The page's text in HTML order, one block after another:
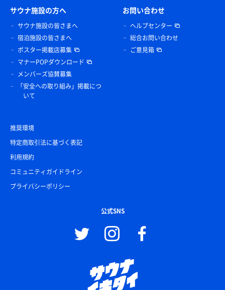
サウナ施設の方へ
サウナ施設の皆さまへ
宿泊施設の皆さまへ
ポスター掲載店募集
マナーPOPダウンロード
メンバーズ協賛募集
「安全への取り組み」掲載につ
いて
お問い合わせ
ヘルプセンター
総合お問い合わせ
ご意見箱
推奨環境
特定商取引法に基づく表記
利用規約
コミュニティガイドライン
プライバシーポリシー
公式SNS